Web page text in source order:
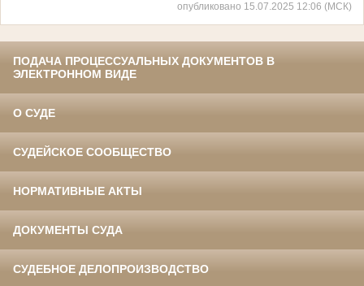
опубликовано 15.07.2025 12:06 (МСК)
ПОДАЧА ПРОЦЕССУАЛЬНЫХ ДОКУМЕНТОВ В
ЭЛЕКТРОННОМ ВИДЕ
О СУДЕ
СУДЕЙСКОЕ СООБЩЕСТВО
НОРМАТИВНЫЕ АКТЫ
ДОКУМЕНТЫ СУДА
СУДЕБНОЕ ДЕЛОПРОИЗВОДСТВО